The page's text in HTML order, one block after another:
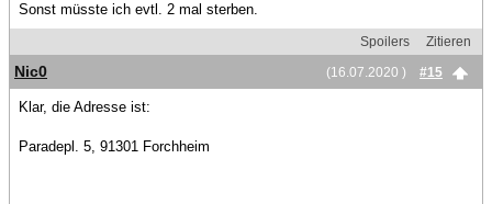
Sonst müsste ich evtl. 2 mal sterben.
Spoilers
Zitieren
(16.07.2020 )
#15
Nic0
Klar, die Adresse ist:
Paradepl. 5, 91301 Forchheim